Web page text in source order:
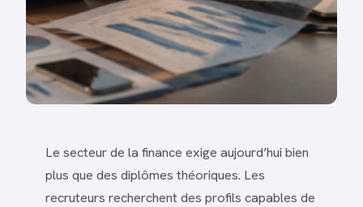
Le secteur de la finance exige aujourd’hui bien
plus que des diplômes théoriques. Les
recruteurs recherchent des profils capables de